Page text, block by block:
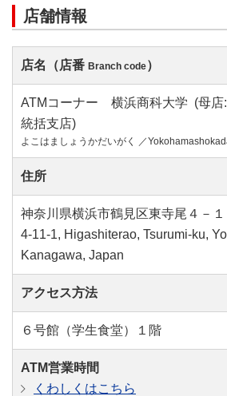
店舗情報
店名（店番 Branch code）
ATMコーナー 横浜商科大学 (母店
統括支店)
よこはましょうかだいがく ／
住所
神奈川県横浜市鶴見区東寺尾４－１
4-11-1, Higashiterao, Tsurumi-ku,
Kanagawa, Japan
アクセス方法
６号館（学生食堂）１階
ATM営業時間
くわしくはこちら